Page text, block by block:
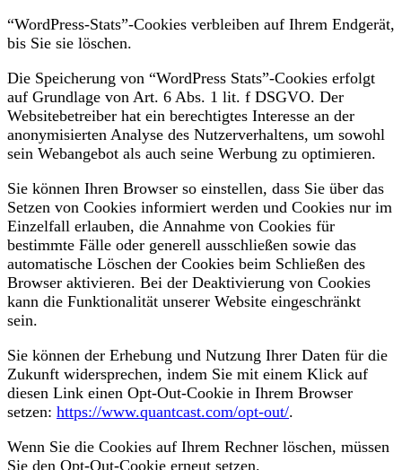
“WordPress-Stats”-Cookies verbleiben auf Ihrem Endgerät,
bis Sie sie löschen.
Die Speicherung von “WordPress Stats”-Cookies erfolgt
auf Grundlage von Art. 6 Abs. 1 lit. f DSGVO. Der
Websitebetreiber hat ein berechtigtes Interesse an der
anonymisierten Analyse des Nutzerverhaltens, um sowohl
sein Webangebot als auch seine Werbung zu optimieren.
Sie können Ihren Browser so einstellen, dass Sie über das
Setzen von Cookies informiert werden und Cookies nur im
Einzelfall erlauben, die Annahme von Cookies für
bestimmte Fälle oder generell ausschließen sowie das
automatische Löschen der Cookies beim Schließen des
Browser aktivieren. Bei der Deaktivierung von Cookies
kann die Funktionalität unserer Website eingeschränkt
sein.
Sie können der Erhebung und Nutzung Ihrer Daten für die
Zukunft widersprechen, indem Sie mit einem Klick auf
diesen Link einen Opt-Out-Cookie in Ihrem Browser
setzen: https://www.quantcast.com/opt-out/.
Wenn Sie die Cookies auf Ihrem Rechner löschen, müssen
Sie den Opt-Out-Cookie erneut setzen.